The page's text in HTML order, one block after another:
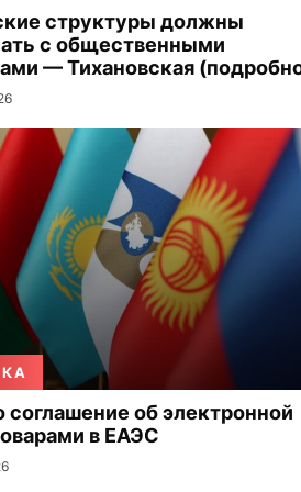
структуры должны
с общественными
— Тихановская
соглашение об электронной
в ЕАЭС